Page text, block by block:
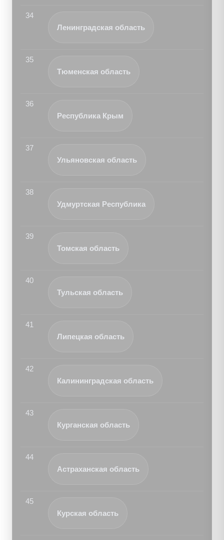
34
Ленинградская область
35
Тюменская область
36
Республика Крым
37
Ульяновская область
38
Удмуртская Республика
39
Томская область
40
Тульская область
41
Липецкая область
42
Калининградская область
43
Курганская область
44
Астраханская область
45
Курская область